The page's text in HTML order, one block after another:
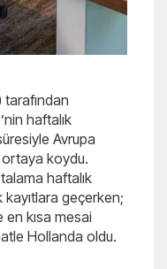
haftalık
Avrupa
ortaya koydu.
haftalık
geçerken;
kısa mesai
Hollanda oldu.